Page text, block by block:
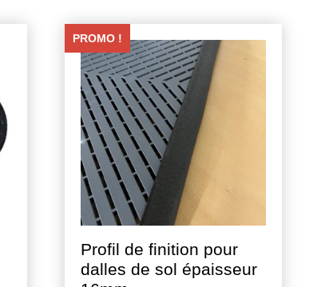
PROMO !
Profil de finition pour
dalles de sol épaisseur